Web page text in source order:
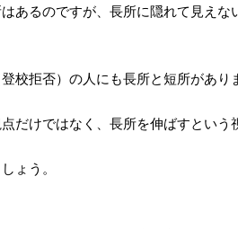
あるのですが、長所に隠れて見えな
校拒否）の人にも長所と短所があり
だけではなく、長所を伸ばすという
ょう。